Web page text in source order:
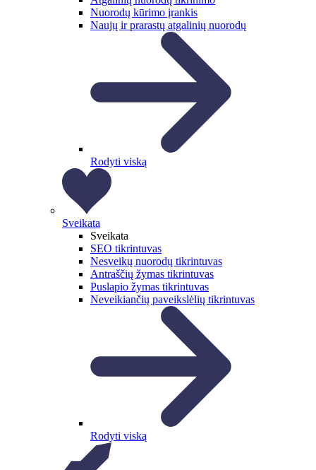
Nuorodų kūrimo įrankis
Naujų ir prarastų atgalinių nuorodų
Rodyti viską
Sveikata
Sveikata
SEO tikrintuvas
Nesveikų nuorodų tikrintuvas
Antraščių žymas tikrintuvas
Puslapio žymas tikrintuvas
Neveikiančių paveikslėlių tikrintuvas
Rodyti viską